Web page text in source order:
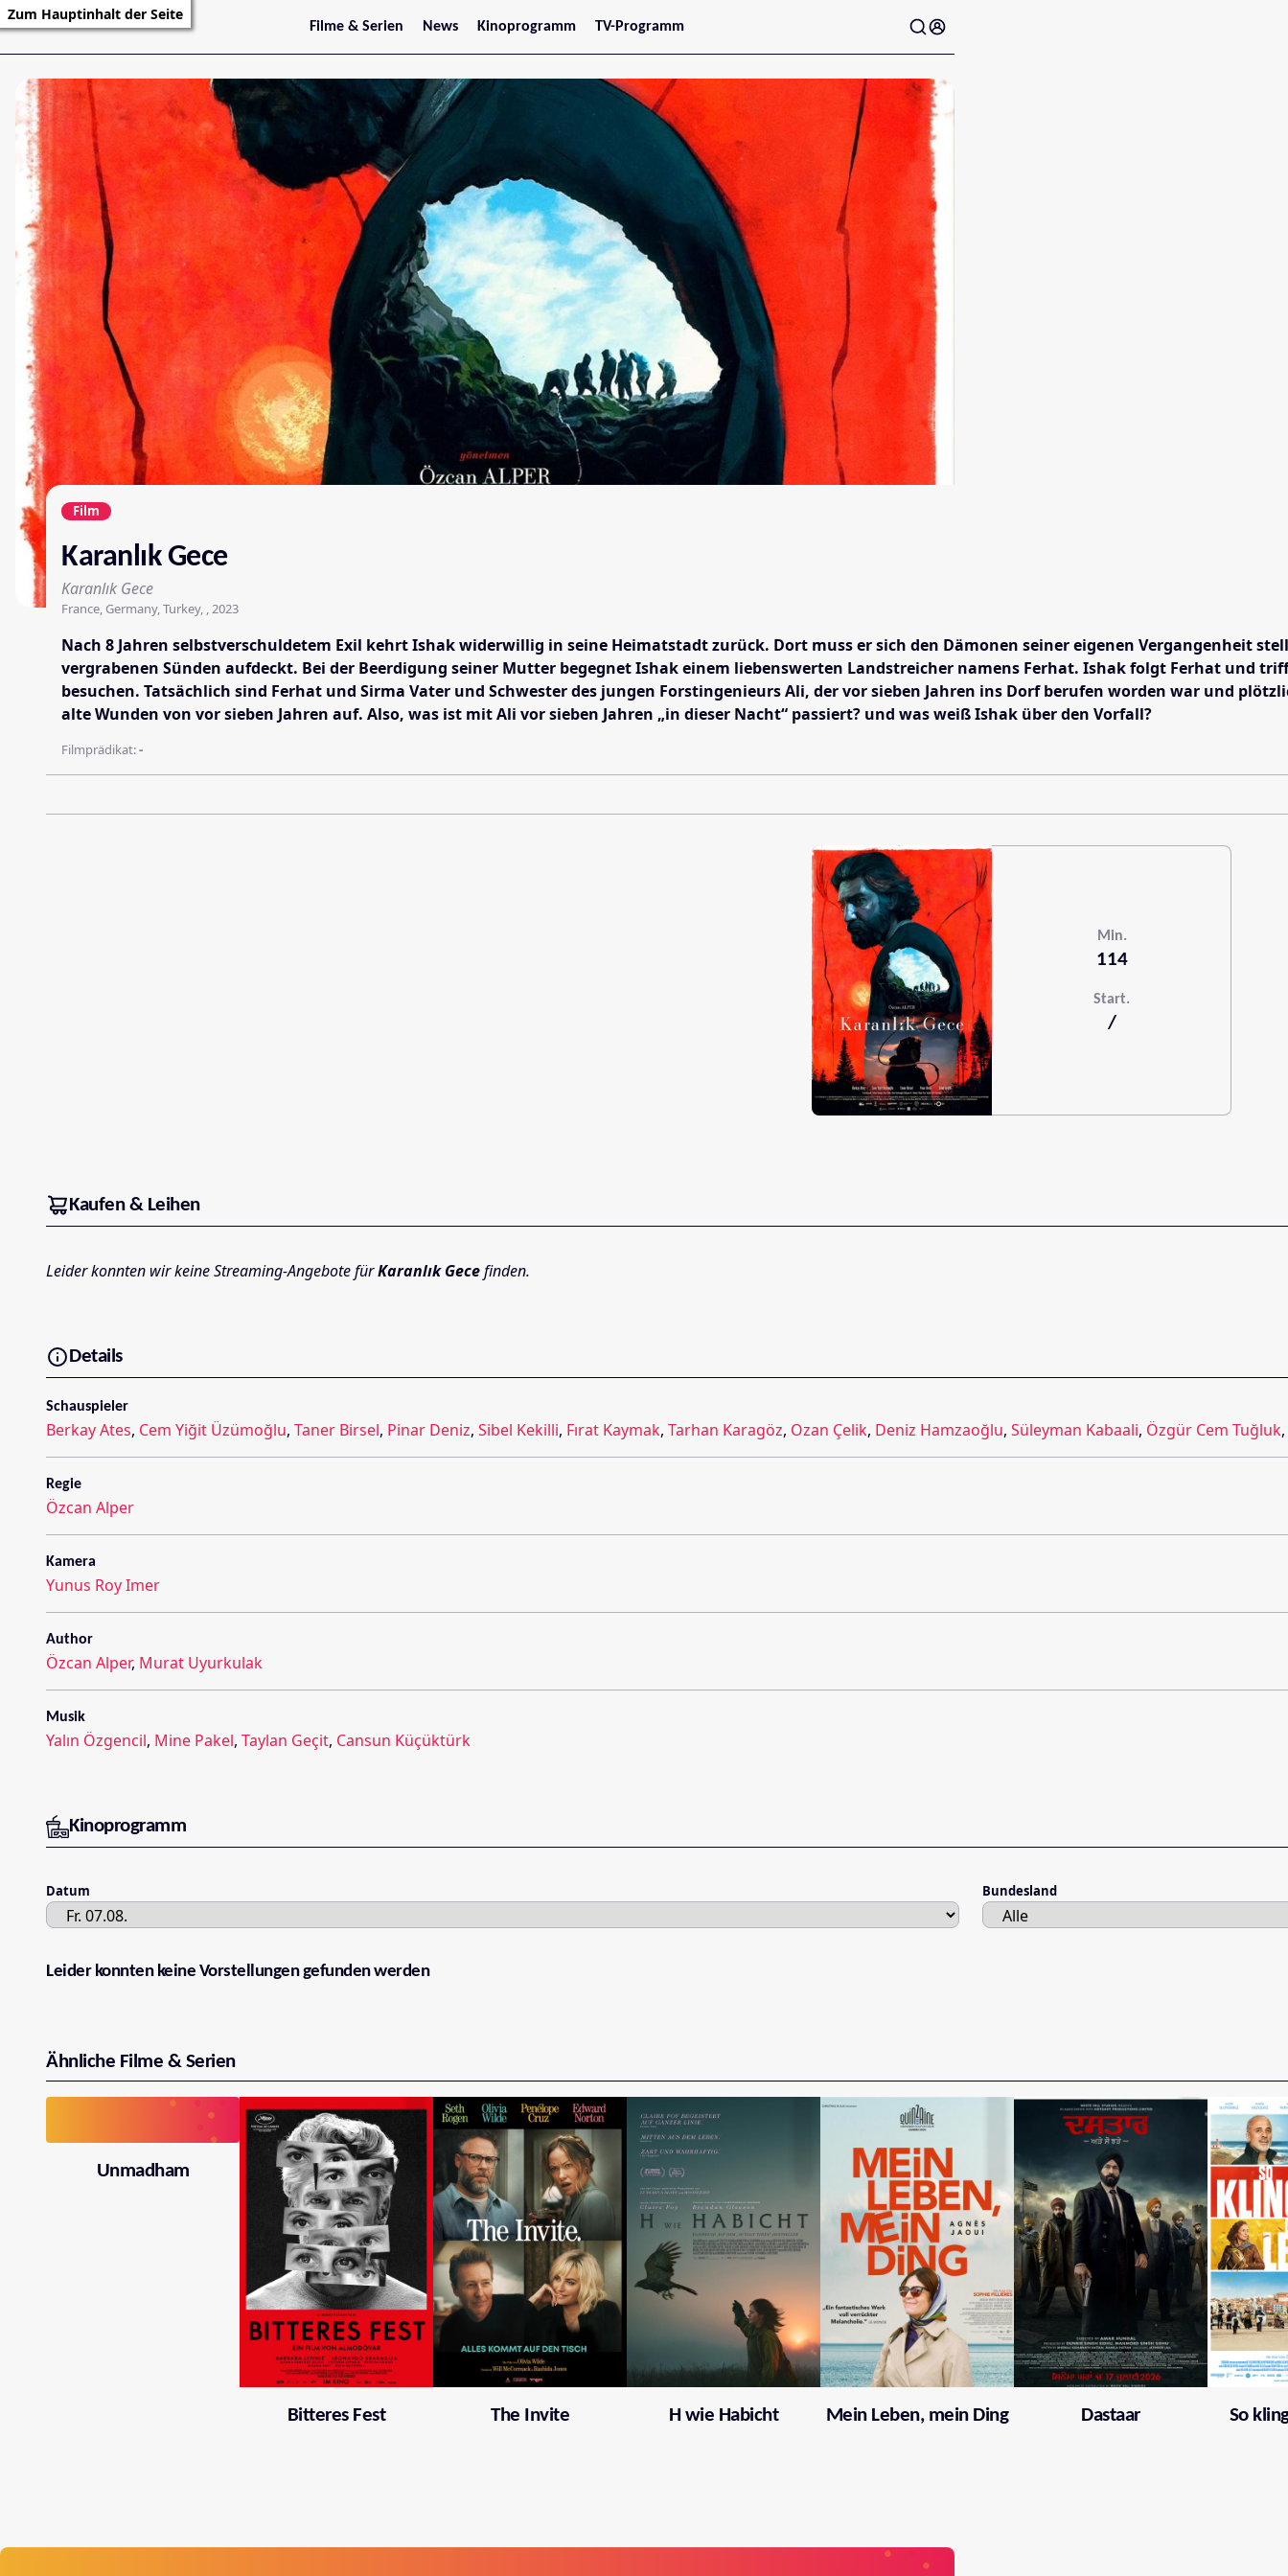
Zum Hauptinhalt der Seite
Filme & Serien
Trailer
Filmarchiv
Serienarchiv
News
Stars
Kinoprogramm
Jetzt im Kino
Kärnten
Salzburg
Tirol
Vorarlberg
TV-Programm
Film
Karanlık Gece
Karanlık Gece
France, Germany, Turkey, , 2023
Nach 8 Jahren selbstverschuldetem Exil kehrt Ishak widerwillig in seine Heimatstadt zurück. Dort muss er sich den Dämonen seiner eigenen Vergangenheit
vergrabenen Sünden aufdeckt. Bei der Beerdigung seiner Mutter begegnet Ishak einem liebenswerten Landstreicher namens Ferhat. Ishak folgt Ferhat und
besuchen. Tatsächlich sind Ferhat und Sirma Vater und Schwester des jungen Forstingenieurs Ali, der vor sieben Jahren ins Dorf berufen worden war und
alte Wunden von vor sieben Jahren auf. Also, was ist mit Ali vor sieben Jahren „in dieser Nacht“ passiert? und was weiß Ishak über den Vorfall?
Filmprädikat:-
Min.
114
Start.
/
Kaufen & Leihen
Leider konnten wir keine Streaming-Angebote fürKaranlık Gecefinden.
Details
Schauspieler
Berkay Ates, Cem Yiğit Üzümoğlu, Taner Birsel, Pinar Deniz, Sibel Kekilli, Fırat Kaymak, Tarhan Karagöz, Ozan Çelik, Deniz Hamzaoğlu, Süleyman Kabaali, Özgür Cem Tuğluk,
Regie
Özcan Alper
Kamera
Yunus Roy Imer
Author
Özcan Alper, Murat Uyurkulak
Musik
Yalın Özgencil, Mine Pakel, Taylan Geçit, Cansun Küçüktürk
Kinoprogramm
Datum Bundesland
Leider konnten keine Vorstellungen gefunden werden
Ähnliche Filme & Serien
Unmadham
Bitteres Fest The Invite H wie Habicht Mein Leben, mein Ding Dastaar So